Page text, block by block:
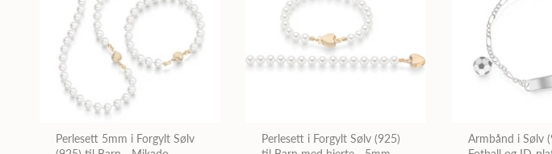
Perlesett 5mm i Forgylt Sølv
Perlesett i Forgylt Sølv (925)
Armbånd i Sølv